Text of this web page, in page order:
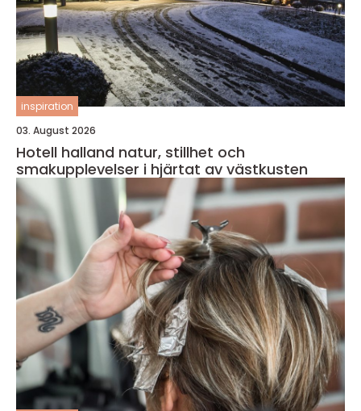
inspiration
03. August 2026
Hotell halland natur, stillhet och
smakupplevelser i hjärtat av västkusten